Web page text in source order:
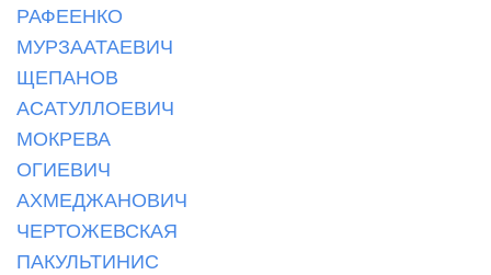
РАФЕЕНКО
МУРЗААТАЕВИЧ
ЩЕПАНОВ
АСАТУЛЛОЕВИЧ
МОКРЕВА
ОГИЕВИЧ
АХМЕДЖАНОВИЧ
ЧЕРТОЖЕВСКАЯ
ПАКУЛЬТИНИС